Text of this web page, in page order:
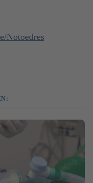
Notoedres